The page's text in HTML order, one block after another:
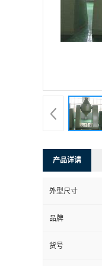
产品详请
外型尺寸
品牌
货号